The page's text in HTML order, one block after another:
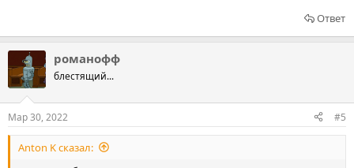
Ответ
романофф
блестящий...
Мар 30, 2022 #5
Anton K сказал: